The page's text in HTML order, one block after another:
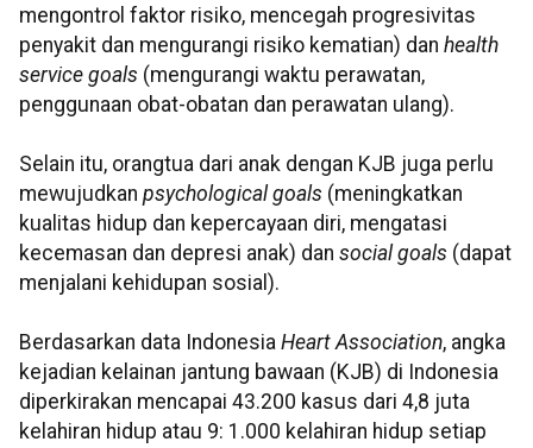
mengontrol faktor risiko, mencegah progresivitas
penyakit dan mengurangi risiko kematian) dan health
service goals (mengurangi waktu perawatan,
penggunaan obat-obatan dan perawatan ulang).
Selain itu, orangtua dari anak dengan KJB juga perlu
mewujudkan psychological goals (meningkatkan
kualitas hidup dan kepercayaan diri, mengatasi
kecemasan dan depresi anak) dan social goals (dapat
menjalani kehidupan sosial).
Berdasarkan data Indonesia Heart Association, angka
kejadian kelainan jantung bawaan (KJB) di Indonesia
diperkirakan mencapai 43.200 kasus dari 4,8 juta
kelahiran hidup atau 9: 1.000 kelahiran hidup setiap